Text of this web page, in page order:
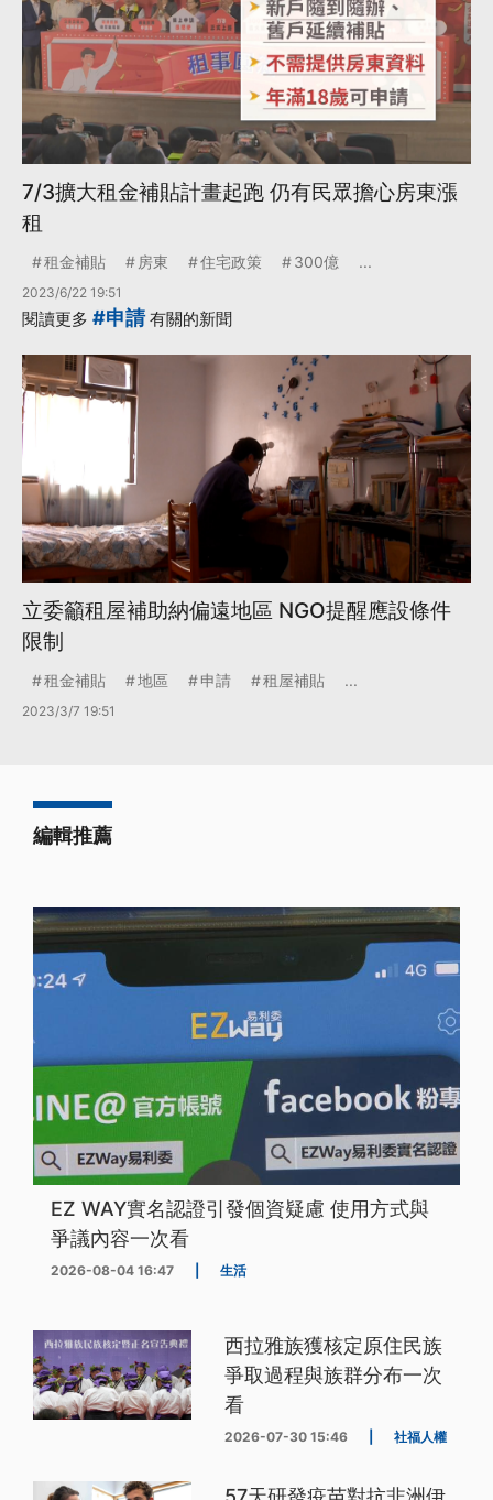
7/3擴大租金補貼計畫起跑 仍有民眾擔心房東漲
租
租金補貼 房東 住宅政策 300億 ...
2023/6/22 19:51
閱讀更多 #申請有關的新聞
立委籲租屋補助納偏遠地區 NGO提醒應設條件
限制
租金補貼 地區 申請 租屋補貼 ...
2023/3/7 19:51
編輯推薦
EZ WAY實名認證引發個資疑慮 使用方式與
爭議內容一次看
2026-08-04 16:47 生活
西拉雅族獲核定原住民族
爭取過程與族群分布一次
看
2026-07-30 15:46 社福人權